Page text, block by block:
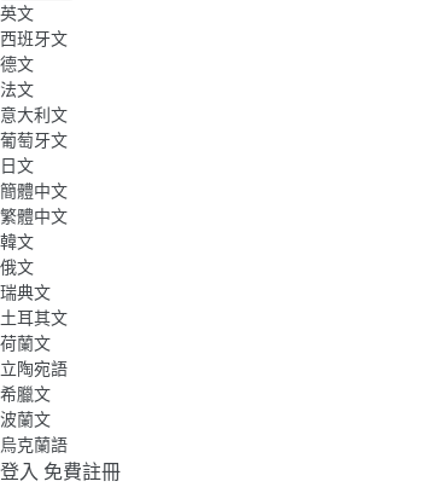
英文
西班牙文
德文
法文
意大利文
葡萄牙文
日文
簡體中文
繁體中文
韓文
俄文
瑞典文
土耳其文
荷蘭文
立陶宛語
希臘文
波蘭文
烏克蘭語
登入 免費註冊